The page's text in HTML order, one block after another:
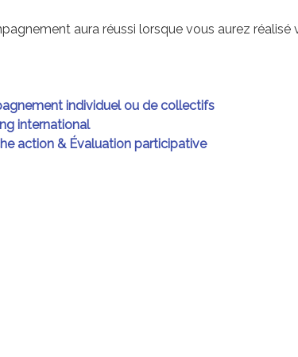
aura réussi lorsque vous aurez réalisé
individuel ou de collectifs
international
action & Évaluation participative